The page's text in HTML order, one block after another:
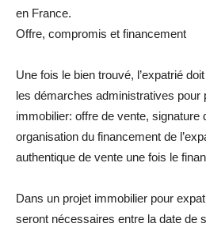
en France.
Offre, compromis et financement
Une fois le bien trouvé, l’expatrié
les démarches administratives pour
immobilier: offre de vente, signature
organisation du financement de
authentique de vente une fois le
Dans un projet immobilier pour
seront nécessaires entre la date de